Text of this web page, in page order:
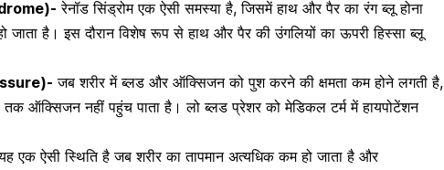
रेनॉड सिंड्रोम एक ऐसी समस्या है, जिसमें हाथ और पैर का रंग ब्लू होना
है। इस दौरान विशेष रूप से हाथ और पैर की उंगलियों का ऊपरी हिस्सा ब्लू
जब शरीर में ब्लड और ऑक्सिजन को पुश करने की क्षमता कम होने लगती है,
तक ऑक्सिजन नहीं पहुंच पाता है।लो ब्लड प्रेशरको मेडिकल टर्म में हायपोटेंशन
एक ऐसी स्थिति है जब शरीर का तापमान अत्यधिक कम हो जाता है और